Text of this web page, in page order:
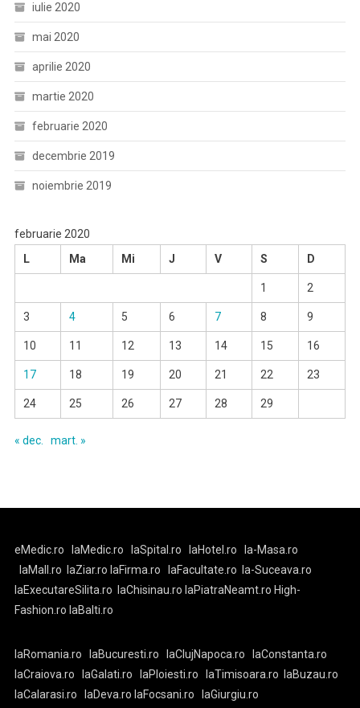
iulie 2020
mai 2020
aprilie 2020
martie 2020
februarie 2020
decembrie 2019
noiembrie 2019
februarie 2020
L
Ma Mi J V S D
1 2
3 4 5 6 7 8 9
10 11 12 13 14 15 16
17 18 19 20 21 22 23
24 25 26 27 28 29
« dec. mart. »
eMedic.ro laMedic.ro laSpital.ro laHotel.ro
la-Masa.ro
laMall.ro
laZiar.ro laFirma.ro laFacultate.ro
la-Suceava.ro
laExecutareSilita.ro
laChisinau.ro laPiatraNeamt.ro High-
Fashion.ro laBalti.ro
laRomania.ro laBucuresti.ro laClujNapoca.ro
laConstanta.ro
laCraiova.ro
laGalati.ro laPloiesti.ro laTimisoara.ro
laBuzau.ro
laCalarasi.ro
laDeva.ro laFocsani.ro laGiurgiu.ro